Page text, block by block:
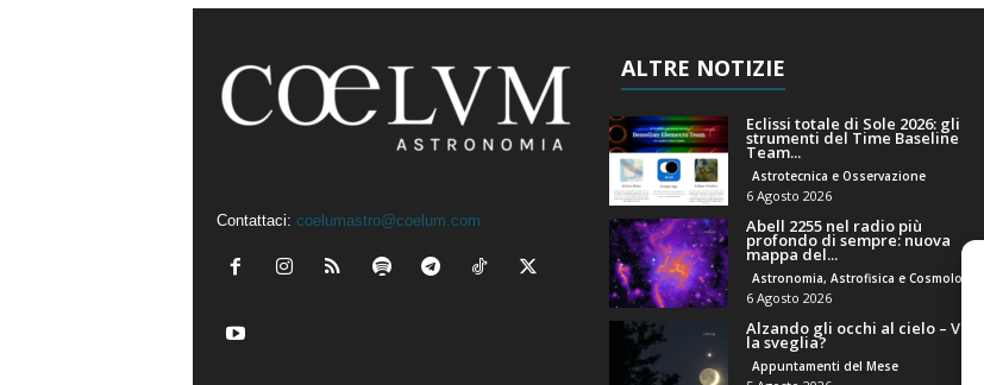
Contattaci: coelumastro@coelum.com
ALTRE NOTIZIE
Eclissi totale di Sole 2026: gli
strumenti del Time Baseline
Team...
Astrotecnica e Osservazione
6 Agosto 2026
Abell 2255 nel radio più
profondo di sempre: nuova
mappa del...
Astronomia, Astrofisica e Cosmologia
6 Agosto 2026
Alzando gli occhi al cielo – Vale
la sveglia?
Appuntamenti del Mese